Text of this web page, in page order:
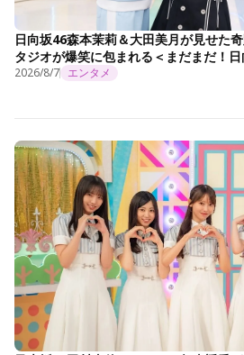
日向坂46森本茉莉＆大田美月が見せた
タジオが爆笑に包まれる＜まだまだ！
2026/8/7 エンタメ